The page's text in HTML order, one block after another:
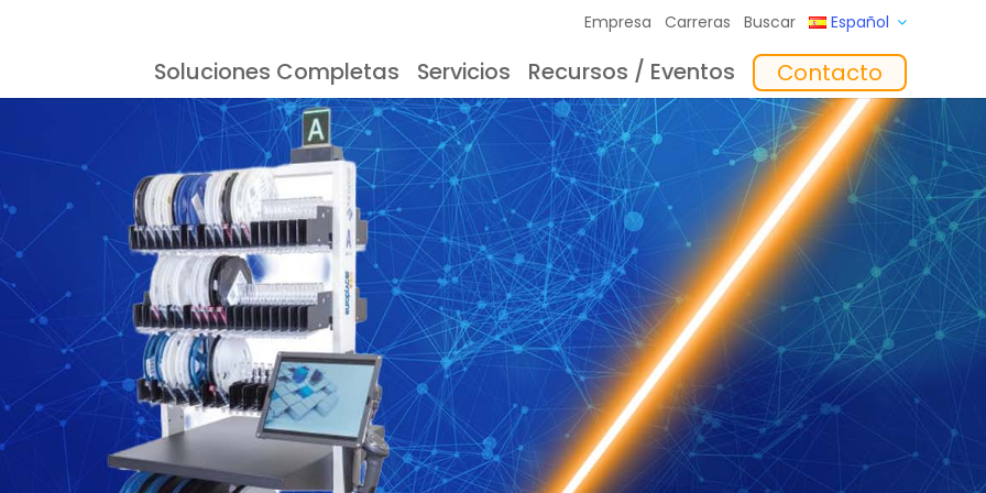
Empresa Carreras Buscar Español
Soluciones Completas
Serigráficas Almacenamiento Software
Inspección
Servicios
Documentación Formación
Recursos / Eventos
Eventos Testimonios In the Mix Reflexiones
Contacto